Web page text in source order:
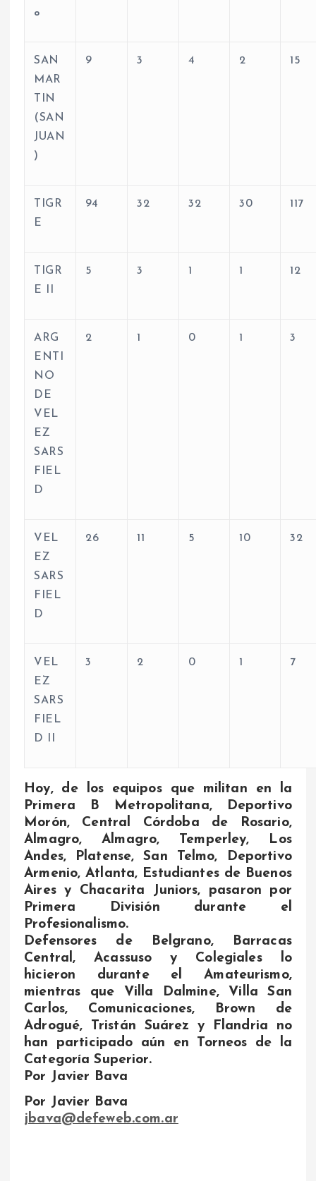
o
SAN
MAR
TIN
(SAN
JUAN
)
9 3 4 2 15
TIGR
E
94 32 32 30 117
TIGR
E II
5 3 1 1 12
ARG
ENTI
NO
DE
VEL
EZ
SARS
FIEL
D
2 1 0 1 3
VEL
EZ
SARS
FIEL
D
26 11 5 10 32
VEL
EZ
SARS
FIEL
D II
3 2 0 1 7
Hoy, de los equipos que militan en la
Primera B Metropolitana, Deportivo
Morón, Central Córdoba de Rosario,
Almagro, Almagro, Temperley, Los
Andes, Platense, San Telmo, Deportivo
Armenio, Atlanta, Estudiantes de Buenos
Aires y Chacarita Juniors, pasaron por
Primera División durante el
Profesionalismo.
Defensores de Belgrano, Barracas
Central, Acassuso y Colegiales lo
hicieron durante el Amateurismo,
mientras que Villa Dalmine, Villa San
Carlos, Comunicaciones, Brown de
Adrogué, Tristán Suárez y Flandria no
han participado aún en Torneos de la
Categoría Superior.
Por Javier Bava
Por Javier Bava
jbava@defeweb.com.ar